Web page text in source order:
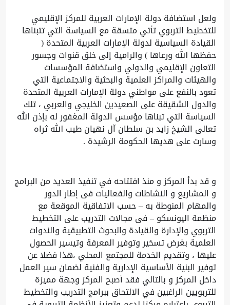
ولعل استضافة دولة الإمارات العربية للمركز الإقليمي
للتخطيط التربوي تأتي متسقة مع السياسة التي تتبناها
القيادة السياسية لدولة الإمارات العربية المتحدة (
حفظها الله ورعاها ) والرامية إلى خلق قنوات وجسور
التعاون الإقليمي والدولي واستضافة المؤسسات
والهيئات والمراكز العلمية والبحثية والاجتماعية التي
تعود بالنفع على مواطني دولة الإمارات العربية المتحدة
والدول الشقيقة على الصعيدين الخليجي والعربي ، تلك
السياسة التي تبناها مؤسس الدولة المغفور له بإذن الله
تعالى الشيخ زايد بن سلطان آل نهيان طيب الله ثراه
وسارت على هديها الحكومة الرشيدة .
و قد بدأ المركز و منذ افتتاحه في تنفيذ العديد من البرامج
و المشاريع و النشاطات والفعاليات فى إطار الدور
والمهام المنوطة به – حسب الاتفاقية الموقعة مع
منظمة اليونسكو – فى مجالات التدريب على التخطيط
التربوي والإدارة والقيادة والبحوث التطبيقية والندوات
العلمية بغرض تسخير وتوفير المعرفة وتيسير الحصول
عليها ، وتقديم الخدمة للمجتمع المحلي ،هذا فضلا عن
توفير البنية الأساسية الإدارية والفنية لضمان سير العمل
داخل المركز و بالتالي فقد أصبح المركز وجهة مميزة
للتربويين الراغبين في الالتحاق ببرامج التدريب والتخطيط